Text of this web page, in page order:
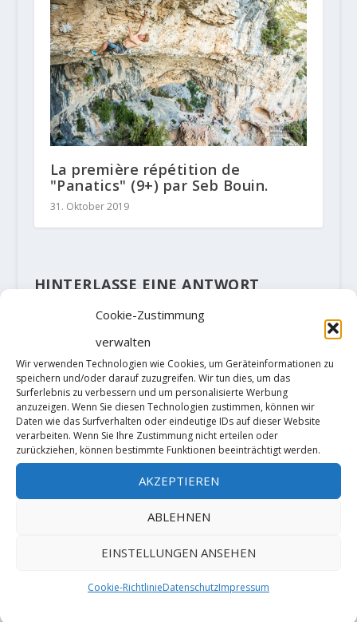
Cookie-Zustimmung
verwalten
Wir verwenden Technologien wie Cookies, um Geräteinformationen zu
speichern und/oder darauf zuzugreifen. Wir tun dies, um das
Surferlebnis zu verbessern und um personalisierte Werbung
anzuzeigen. Wenn Sie diesen Technologien zustimmen, können wir
Daten wie das Surfverhalten oder eindeutige IDs auf dieser Website
verarbeiten. Wenn Sie Ihre Zustimmung nicht erteilen oder
zurückziehen, können bestimmte Funktionen beeinträchtigt werden.
AKZEPTIEREN
ABLEHNEN
EINSTELLUNGEN ANSEHEN
Cookie-RichtlinieDatenschutzImpressum
La première répétition de
"Panatics" (9+) par Seb Bouin.
31. Oktober 2019
HINTERLASSE EINE ANTWORT
Deine E-Mail-Adresse wird nicht
veröffentlicht.Erforderliche Felder
sind mit*markiert